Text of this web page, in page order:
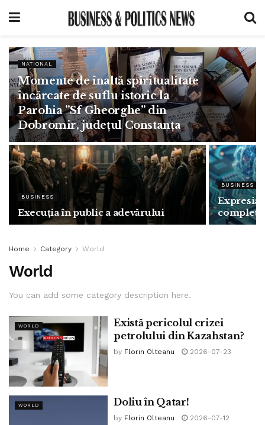
NATIONAL
Momente de înaltă spiritualitate
încărcate de suflu istoric la
Parohia ”Sf Gheorghe” din
Dobromir, județul Constanța
BUSINESS
Execuția în public a adevărului
BUSINESS
Expresia
complet
Home Category World
World
You can add some category description here.
WORLD
Există pericolul crizei
petrolului din Kazahstan?
by Florin Olteanu 2026-07-23
WORLD Doliu în Qatar!
by Florin Olteanu 2026-07-12